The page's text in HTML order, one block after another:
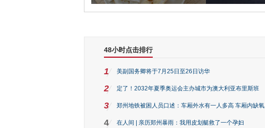
48小时点击排行
1 美副国务卿将于7月25日至26日访华
2 定了！2032年夏季奥运会主办城市为澳大利亚布里斯班
3 郑州地铁被困人员口述：车厢外水有一人多高 车厢内缺氧
4 在人间 | 亲历郑州暴雨：我用皮划艇救了一个孕妇